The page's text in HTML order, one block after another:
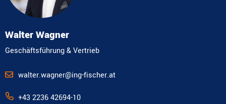
Walter Wagner
Geschäftsführung & Vertrieb
walter.wagner@ing-fischer.at
+43 2236 42694-10